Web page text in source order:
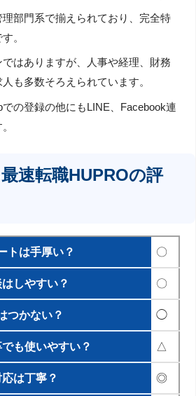
部門系で揃えられており、完全特
。
はありますが、人事や経理、財務
も多数そろえられています。
の登録の他にもLINE、Facebook連
速転職HUPROの評
トは手厚い？ 〇
しやすい？ 〇
つかない？ ◯
も使いやすい？ △
応は丁寧？ ◎